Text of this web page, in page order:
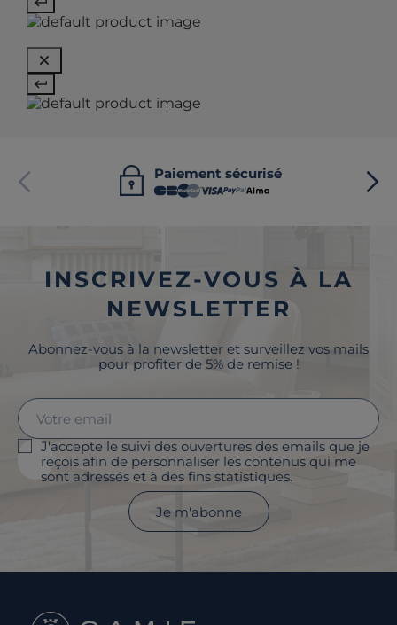
Paiement sécurisé
INSCRIVEZ-VOUS À LA
NEWSLETTER
Abonnez-vous à la newsletter et surveillez vos mails
pour profiter de 5% de remise !
J'accepte le suivi des ouvertures des emails que je
reçois afin de personnaliser les contenus qui me
sont adressés et à des fins statistiques.
Je m'abonne